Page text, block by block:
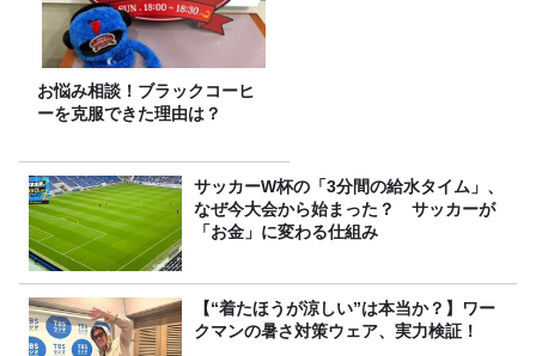
お悩み相談！ブラックコーヒ
ーを克服できた理由は？
サッカーW杯の「3分間の給水タイム」、
なぜ今大会から始まった？ サッカーが
「お金」に変わる仕組み
【“着たほうが涼しい”は本当か？】ワー
クマンの暑さ対策ウェア、実力検証！